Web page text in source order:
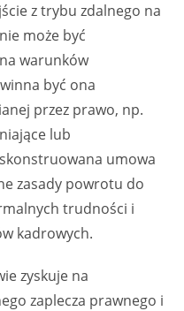
z trybu zdalnego na
może być
warunków
być ona
przez prawo, np.
lub
umowa
zasady powrotu do
trudności i
kadrowych.
zyskuje na
zaplecza prawnego i